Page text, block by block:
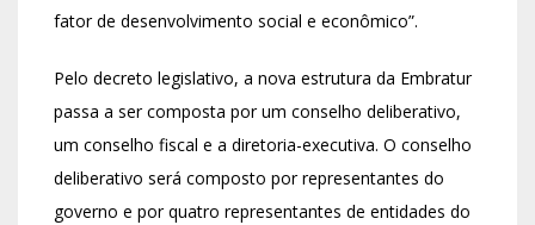
fator de desenvolvimento social e econômico”.
Pelo decreto legislativo, a nova estrutura da Embratur
passa a ser composta por um conselho deliberativo,
um conselho fiscal e a diretoria-executiva. O conselho
deliberativo será composto por representantes do
governo e por quatro representantes de entidades do